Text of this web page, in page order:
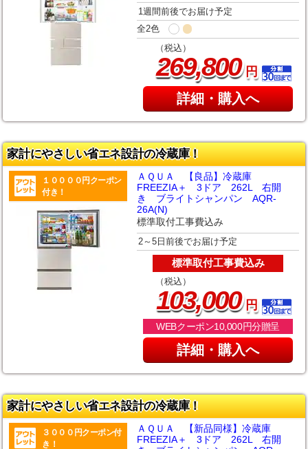
1週間前後でお届け予定
全2色
（税込）
269,800円
詳細・購入へ
家計にやさしい省エネ設計の冷蔵庫！
１００００円クーポン
付き！
ＡＱＵＡ 【良品】冷蔵庫
FREEZIA＋ 3ドア 262L 右開
き ブライトシャンパン AQR-
26A(N)
標準取付工事費込み
2～5日前後でお届け予定
標準取付工事費込み
（税込）
103,000円
WEBクーポン10,000円分贈呈
詳細・購入へ
家計にやさしい省エネ設計の冷蔵庫！
３０００円クーポン付
き！
ＡＱＵＡ 【新品同様】冷蔵庫
FREEZIA＋ 3ドア 262L 右開